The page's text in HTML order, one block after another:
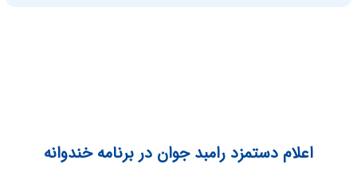
اعلام دستمزد رامبد جوان در برنامه خندوانه